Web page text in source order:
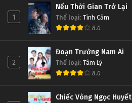
1
Nếu Thời Gian Trở Lại
Thể loại: Tình Cảm
8.0
2
Đoạn Trường Nam Ai
Thể loại: Tâm Lý
8.0
Chiếc Vòng Ngọc Huyết